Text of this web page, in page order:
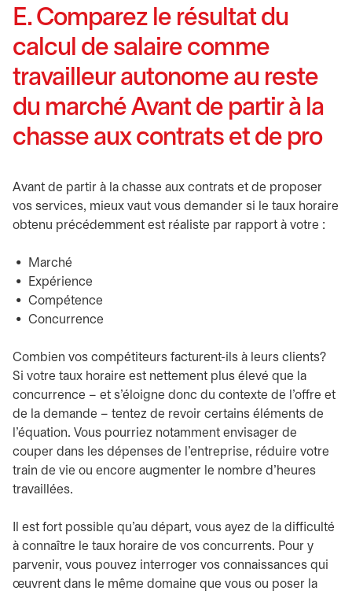
E. Comparez le résultat du
calcul de salaire comme
travailleur autonome au reste
du marché Avant de partir à la
chasse aux contrats et de pro
Avant de partir à la chasse aux contrats et de proposer
vos services, mieux vaut vous demander si le taux horaire
obtenu précédemment est réaliste par rapport à votre :
Marché
Expérience
Compétence
Concurrence
Combien vos compétiteurs facturent-ils à leurs clients?
Si votre taux horaire est nettement plus élevé que la
concurrence – et s’éloigne donc du contexte de l’offre et
de la demande – tentez de revoir certains éléments de
l’équation. Vous pourriez notamment envisager de
couper dans les dépenses de l’entreprise, réduire votre
train de vie ou encore augmenter le nombre d’heures
travaillées.
Il est fort possible qu’au départ, vous ayez de la difficulté
à connaître le taux horaire de vos concurrents. Pour y
parvenir, vous pouvez interroger vos connaissances qui
œuvrent dans le même domaine que vous ou poser la